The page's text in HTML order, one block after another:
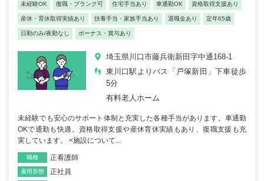
未経験OK 復職・ブランク可 住宅手当あり 車通勤OK 資格取得支援あり
産休・育休取得実績あり 扶養手当・家族手当あり 退職金あり 定年65歳
日勤のみ/夜勤なし ボーナス・賞与あり
埼玉県川口市藤兵衛新田字中通168-1
東川口駅よりバス「戸塚新田」下車徒歩
5分
有料老人ホーム
未経験でも安心のサポート体制と充実した各種手当があります。車通勤
OKで通勤も快適。資格取得支援や産休育休実績もあり、復職支援も充
実しています。 <施設について...
職種 正看護師
雇用形態 正社員